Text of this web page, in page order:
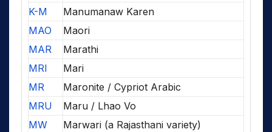
K-M
Manumanaw Karen
MAO
Maori
MAR
Marathi
MRI
Mari
MR
Maronite / Cypriot Arabic
MRU
Maru / Lhao Vo
MW
Marwari (a Rajasthani variety)